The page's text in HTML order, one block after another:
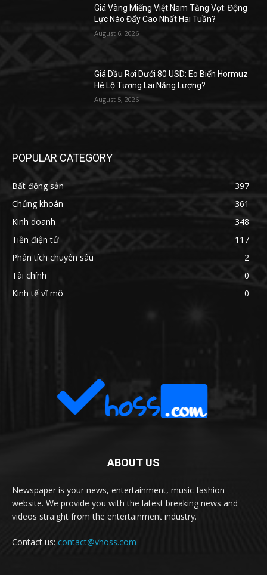
Giá Vàng Miếng Việt Nam Tăng Vọt: Động
Lực Nào Đẩy Cao Nhất Hai Tuần?
August 6, 2026
Giá Dầu Rơi Dưới 80 USD: Eo Biển Hormuz
Hé Lộ Tương Lai Năng Lượng?
August 5, 2026
POPULAR CATEGORY
Bất động sản
397
Chứng khoán
361
Kinh doanh
348
Tiền điện tử
117
Phân tích chuyên sâu
2
Tài chính
0
Kinh tế vĩ mô
0
ABOUT US
Newspaper is your news, entertainment, music fashion
website. We provide you with the latest breaking news and
videos straight from the entertainment industry.
Contact us: contact@vhoss.com